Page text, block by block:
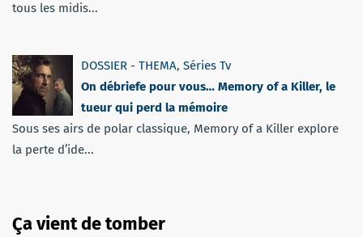
tous les midis...
DOSSIER - THEMA, Séries Tv
On débriefe pour vous… Memory of a Killer, le
tueur qui perd la mémoire
Sous ses airs de polar classique, Memory of a Killer explore
la perte d’ide...
Ça vient de tomber